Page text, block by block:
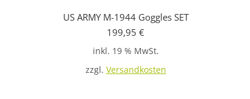
US ARMY M-1944 Goggles SET
199,95 €
inkl. 19 % MwSt.
zzgl. Versandkosten